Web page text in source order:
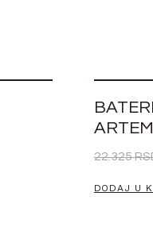
22.325
DODAJ U